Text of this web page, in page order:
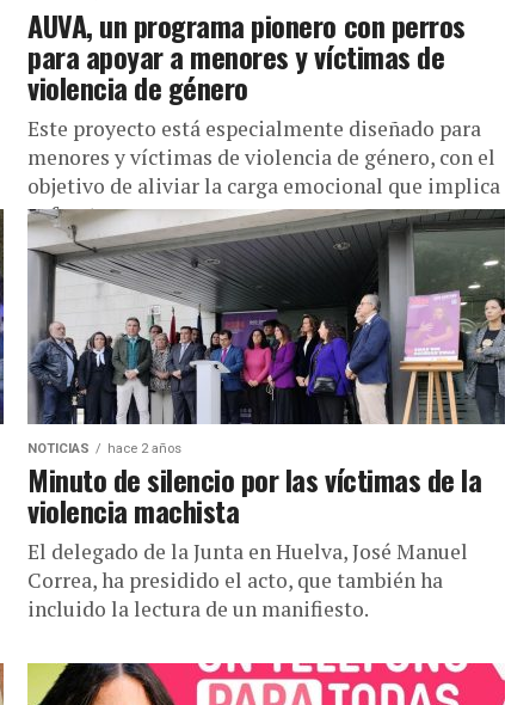
AUVA, un programa pionero con perros
para apoyar a menores y víctimas de
violencia de género
Este proyecto está especialmente diseñado para
menores y víctimas de violencia de género, con el
objetivo de aliviar la carga emocional que implica
enfrentarse a un...
NOTICIAS hace 2 años
Minuto de silencio por las víctimas de la
violencia machista
El delegado de la Junta en Huelva, José Manuel
Correa, ha presidido el acto, que también ha
incluido la lectura de un manifiesto.